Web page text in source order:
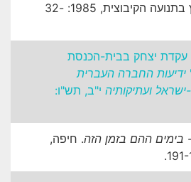
לידיעת הארץ בתנועה הקיבוצית, 1985: 32-
עקדת יצחק בבית-הכנסת
ידיעות החברה העברית
ועתיקותיה י"ב, תש"ו:
בימים ההם בזמן הזה. חיפה,